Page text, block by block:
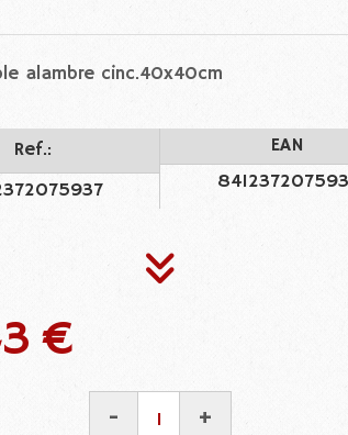
alambre cinc.40x40cm
Ref.:
EAN
€
- +